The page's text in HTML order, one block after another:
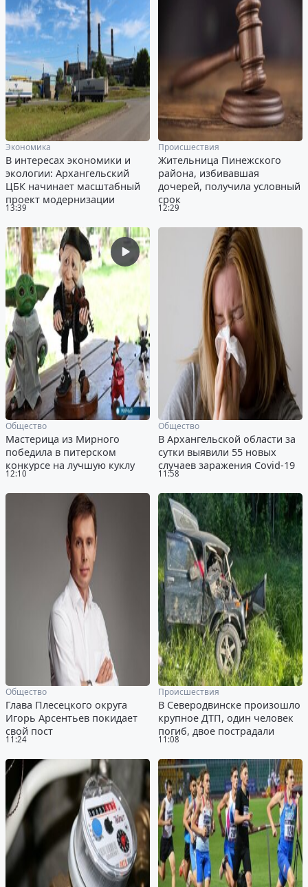
13:39
Экономика
В интересах экономики и
экологии: Архангельский
ЦБК начинает масштабный
проект модернизации
12:29
Происшествия
Жительница Пинежского
района, избивавшая
дочерей, получила условный
срок
12:10
Общество
Мастерица из Мирного
победила в питерском
конкурсе на лучшую куклу
11:58
Общество
В Архангельской области за
сутки выявили 55 новых
случаев заражения Covid-19
11:24
Общество
Глава Плесецкого округа
Игорь Арсентьев покидает
свой пост
11:08
Происшествия
В Северодвинске произошло
крупное ДТП, один человек
погиб, двое пострадали